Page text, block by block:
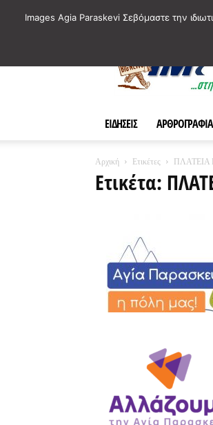
ΕΙΔΗΣΕΙΣ ΑΡΘΡΟΓΡΑΦΙΑ
Αρχική Ετικέτες ΠΛΑΤΕΙΑ
Ετικέτα:
Images Agia Paraskevi Σεβόμαστε την